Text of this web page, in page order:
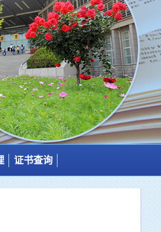
证书查询
学历证书